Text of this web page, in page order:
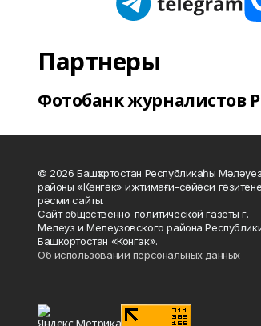
Партнеры
Фотобанк журналистов
© 2026 Башҡортостан Республикаһы Мәләүез
районы «Көнгәк» ижтимағи-сәйәси
рәсми сайты.
Сайт общественно-политической газеты г.
Мелеуз и Мелеузовского района
Башкортостан «Конгэк».
Об использовании персональных данных